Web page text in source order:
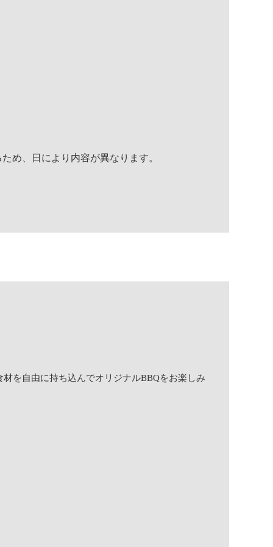
め、日により内容が異なります。
を自由に持ち込んでオリジナルBBQをお楽しみ